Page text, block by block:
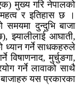
मुख्य गरि नेपालको
र इतिहास छ ।
समयमा दुन्दुभि बाजा
झ्यालीलाई आघाती,
ध्यान गर्ने साधकहरुले
विषाणनाद, मुर्चुङगा,
गर्ने लावाको साथै
यस प्रकारका